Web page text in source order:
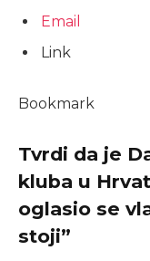
Email
Link
Bookmark
Tvrdi da je
kluba u
oglasio se
stoji”